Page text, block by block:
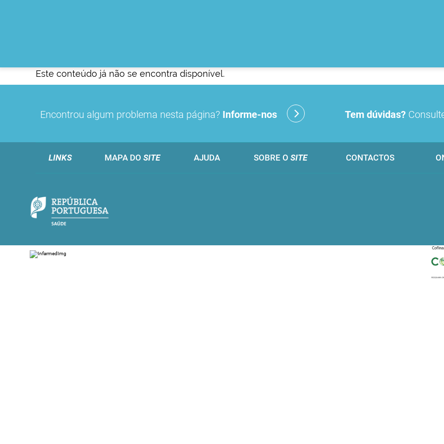
Este conteúdo já não se encontra disponível.
Encontrou algum problema nesta página? Informe-nos Tem dúvidas?
LINKS MAPA DO SITE AJUDA SOBRE O SITE CONTACTOS